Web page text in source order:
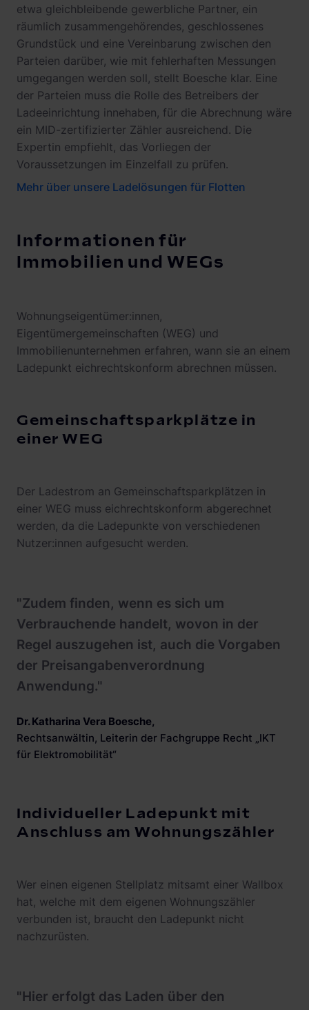
etwa gleichbleibende gewerbliche Partner, ein
räumlich zusammengehörendes, geschlossenes
Grundstück und eine Vereinbarung zwischen den
Parteien darüber, wie mit fehlerhaften Messungen
umgegangen werden soll, stellt Boesche klar. Eine
der Parteien muss die Rolle des Betreibers der
Ladeeinrichtung innehaben, für die Abrechnung wäre
ein MID-zertifizierter Zähler ausreichend. Die
Expertin empfiehlt, das Vorliegen der
Voraussetzungen im Einzelfall zu prüfen.
Mehr über unsere Ladelösungen für Flotten
Informationen für
Immobilien und WEGs
Wohnungseigentümer:innen,
Eigentümergemeinschaften (WEG) und
Immobilienunternehmen erfahren, wann sie an einem
Ladepunkt eichrechtskonform abrechnen müssen.
Gemeinschaftsparkplätze in
einer WEG
Der Ladestrom an Gemeinschaftsparkplätzen in
einer WEG muss eichrechtskonform abgerechnet
werden, da die Ladepunkte von verschiedenen
Nutzer:innen aufgesucht werden.
"Zudem finden, wenn es sich um
Verbrauchende handelt, wovon in der
Regel auszugehen ist, auch die Vorgaben
der Preisangabenverordnung
Anwendung."
Dr. Katharina Vera Boesche,
Rechtsanwältin, Leiterin der Fachgruppe Recht „IKT
für Elektromobilität“
Individueller Ladepunkt mit
Anschluss am Wohnungszähler
Wer einen eigenen Stellplatz mitsamt einer Wallbox
hat, welche mit dem eigenen Wohnungszähler
verbunden ist, braucht den Ladepunkt nicht
nachzurüsten.
"Hier erfolgt das Laden über den